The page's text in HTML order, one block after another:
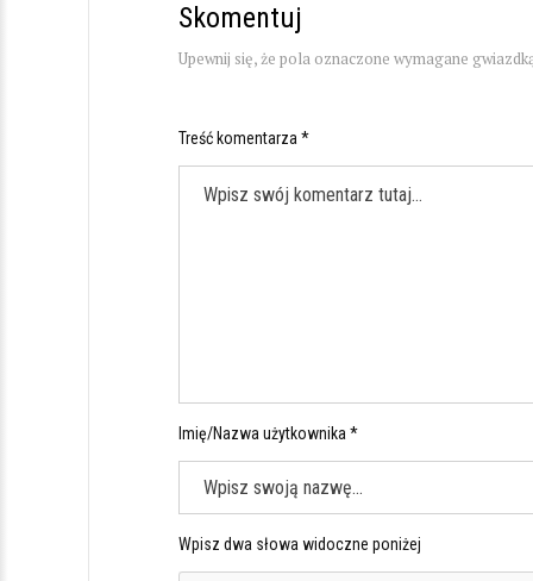
Skomentuj
Upewnij się, że pola oznaczone wymagane
Treść komentarza *
Imię/Nazwa użytkownika *
Wpisz dwa słowa widoczne poniżej